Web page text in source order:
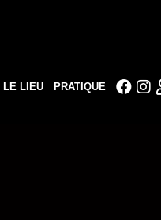
LE LIEU PRATIQUE